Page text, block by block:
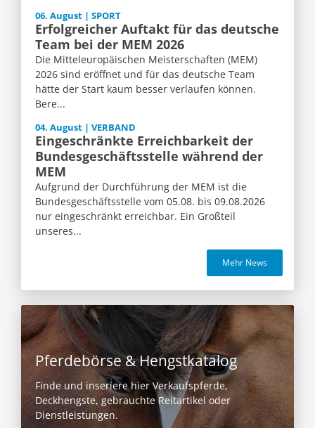
06. August | SPORT
Erfolgreicher Auftakt für das deutsche
Team bei der MEM 2026
Die Mitteleuropäischen Meisterschaften (MEM)
2026 sind eröffnet und für das deutsche Team
hätte der Start kaum besser verlaufen können.
Bere...
04. August | VERBAND
Eingeschränkte Erreichbarkeit der
Bundesgeschäftsstelle während der
MEM
Aufgrund der Durchführung der MEM ist die
Bundesgeschäftsstelle vom 05.08. bis 09.08.2026
nur eingeschränkt erreichbar. Ein Großteil
unseres...
Mehr News
Pferdebörse & Hengstkatalog
Finde und inseriere hier Verkaufspferde,
Deckhengste, gebrauchte Reitartikel oder
Dienstleistungen.